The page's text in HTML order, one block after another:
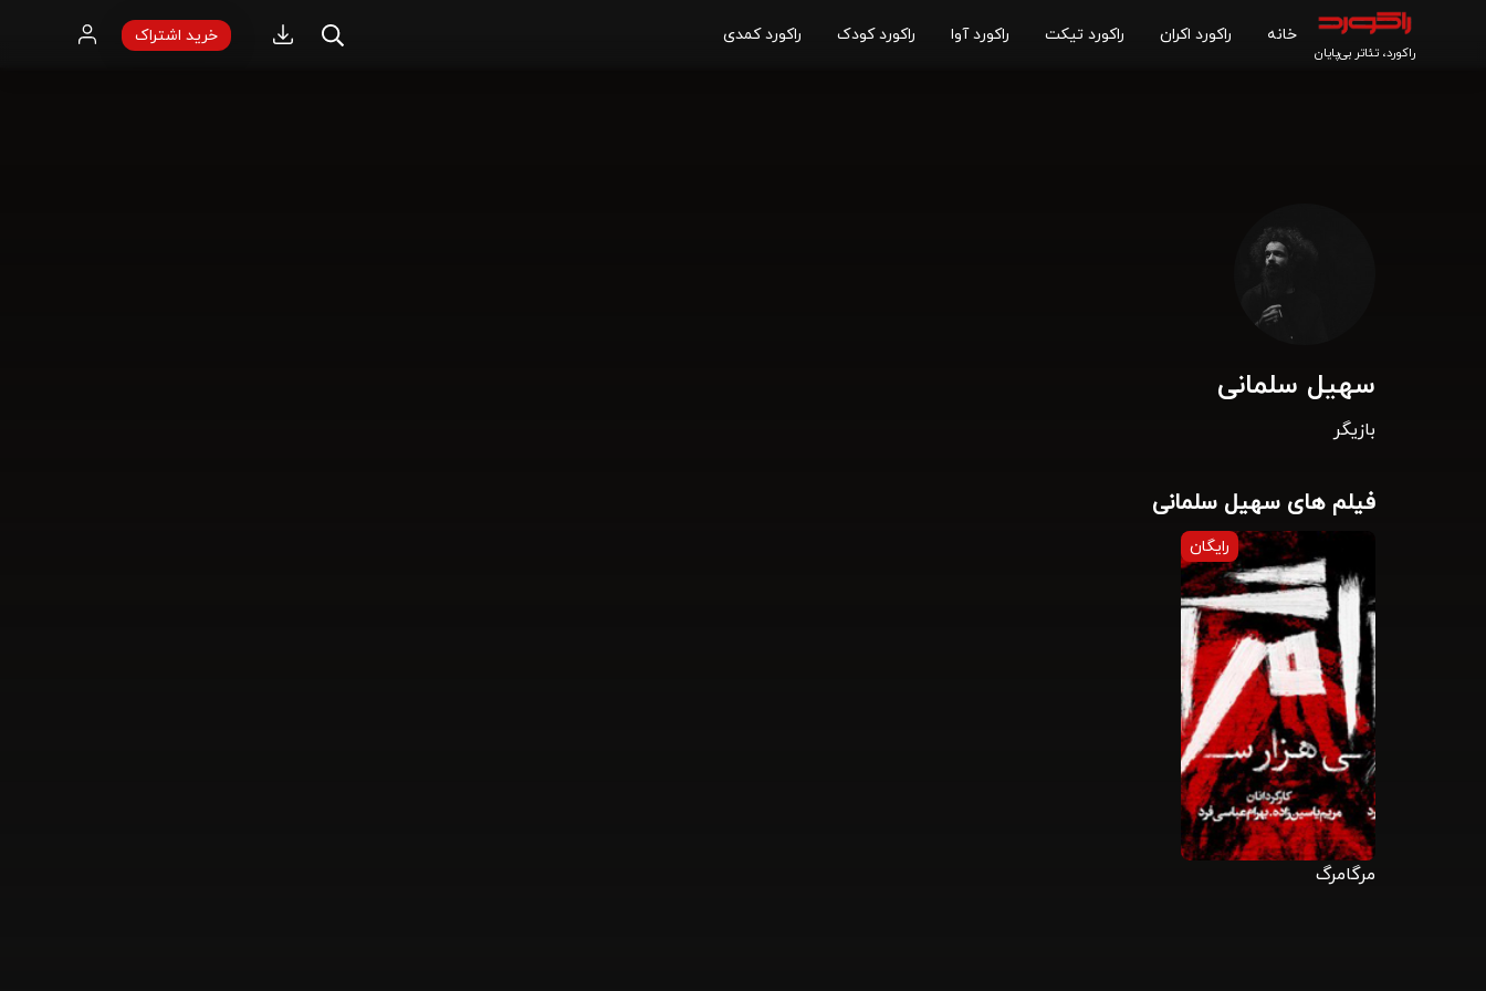
راکورد، تئاتر بی‌پایان
خانه راکورد اکران راکورد تیکت راکورد آوا راکورد کودک راکورد کمدی خرید اشتراک
سهیل سلمانی
بازیگر
فیلم های سهیل سلمانی
رایگان
مرگامرگ